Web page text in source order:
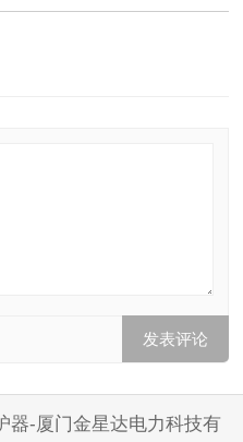
器-厦门金星达电力科技有